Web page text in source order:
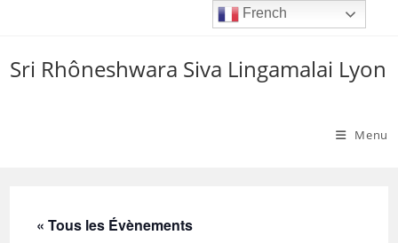
Sri Rhôneshwara Siva Lingamalai Lyon
Menu
« Tous les Évènements
French